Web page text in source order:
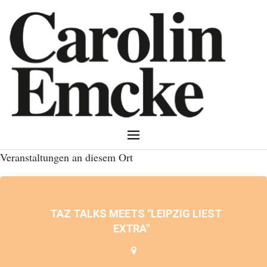
Veranstaltungen an diesem Ort
TAZ TALKS MEETS "LEIPZIG LIEST
EXTRA"